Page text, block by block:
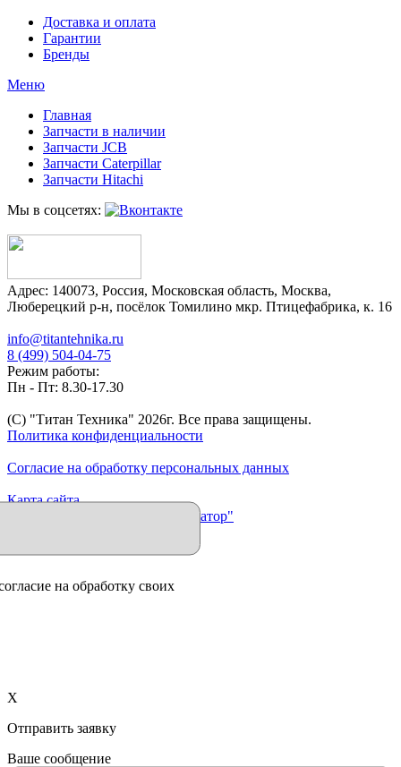
Доставка и оплата
Гарантии
Бренды
Меню
Главная
Запчасти в наличии
Запчасти JCB
Запчасти Caterpillar
Запчасти Hitachi
Мы в соцсетях:
Адрес: 140073, Россия, Московская область, Москва,
Люберецкий р-н, посёлок Томилино мкр. Птицефабрика, к. 16
info@titantehnika.ru
8 (499) 504-04-75
Режим работы:
Пн - Пт: 8.30-17.30
(C) "Титан Техника" 2026г. Все права защищены.
Политика конфиденциальности
Согласие на обработку персональных данных
Карта сайта
Продвижение сайта "Иллюминатор"
на обработку своих
X
Отправить заявку
Ваше сообщение